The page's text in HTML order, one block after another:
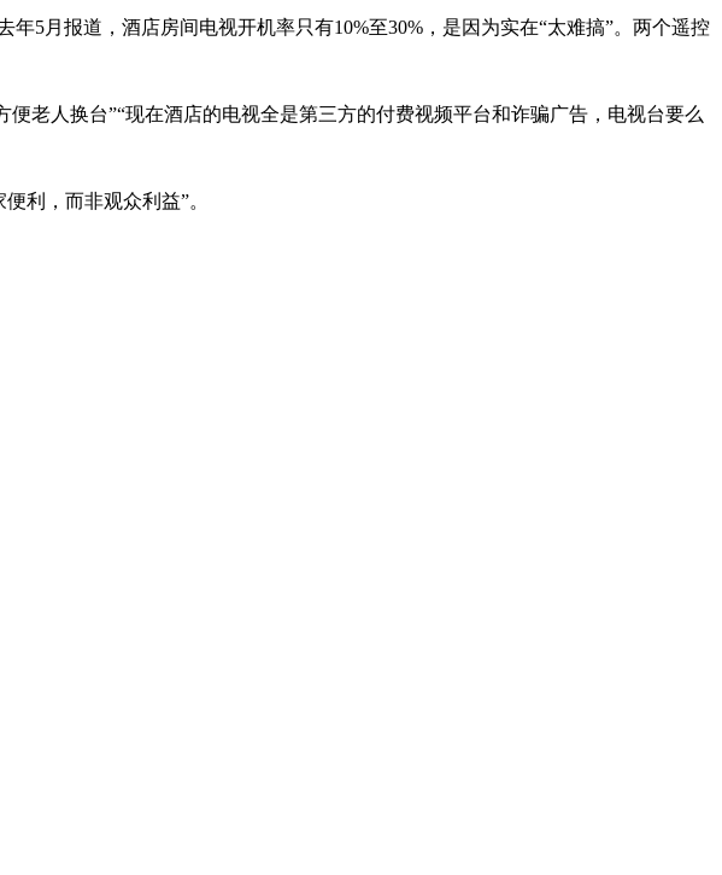
5月报道，酒店房间电视开机率只有10%至30%，是因为实在“太难搞”。两个遥控
老人换台”“现在酒店的电视全是第三方的付费视频平台和诈骗广告，电视台要么
利，而非观众利益”。